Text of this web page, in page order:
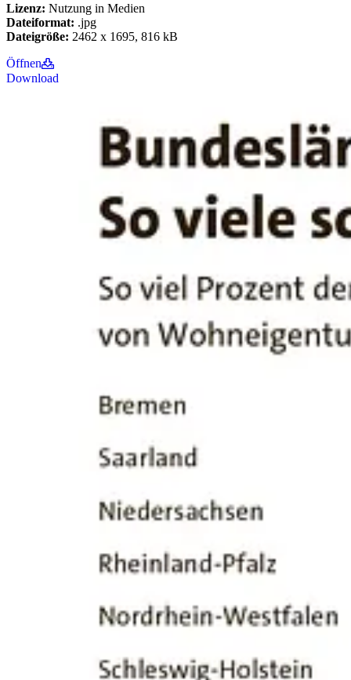
Lizenz: Nutzung in Medien
Dateiformat: .jpg
Dateigröße: 2462 x 1695, 816 kB
Öffnen
Download